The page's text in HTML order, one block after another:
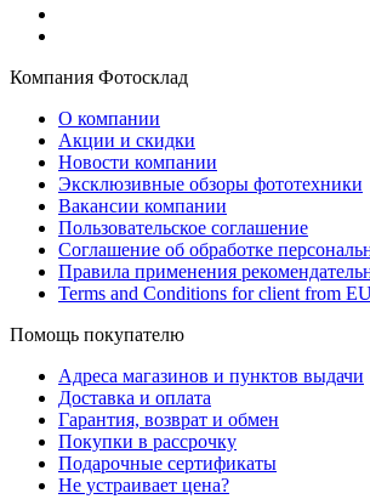
Компания Фотосклад
О компании
Акции и скидки
Новости компании
Эксклюзивные обзоры фототехники
Вакансии компании
Пользовательское соглашение
Соглашение об обработке
Правила применения
Terms and Conditions for client from
Помощь покупателю
Адреса магазинов и пунктов выдачи
Доставка и оплата
Гарантия, возврат и обмен
Покупки в рассрочку
Подарочные сертификаты
Не устраивает цена?